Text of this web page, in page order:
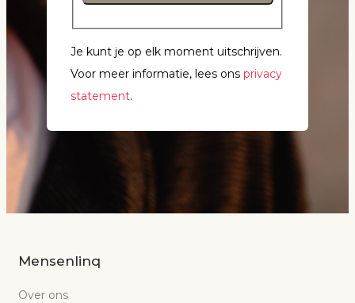
Je kunt je op elk moment uitschrijven.
Voor meer informatie, lees ons privacy
statement.
Mensenlinq
Over ons